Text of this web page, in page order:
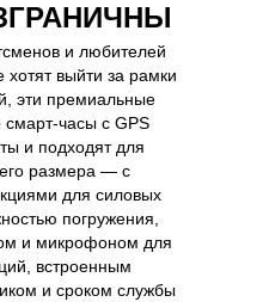
и любителей
выйти за рамки
эти премиальные
смарт-часы с GPS
и подходят для
размера — с
для силовых
погружения,
и микрофоном для
встроенным
и сроком службы